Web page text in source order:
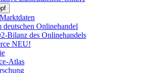
deutschen Onlinehandel
Bilanz des Onlinehandels
NEU!
Atlas